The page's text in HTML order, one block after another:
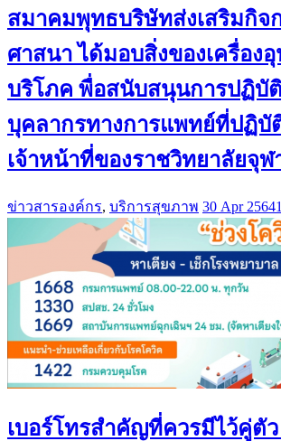
สมาคมพุทธบริษัทส่งเสริมกิจ
ศาสนา ได้มอบสิ่งของเครื่อง
บริโภค พื่อสนับสนุนการปฏิบั
บุคลากรทางการแพทย์ที่ปฏิบั
เจ้าหน้าที่ของราชวิทยาลัยจุ
ข่าวสารองค์กร, บริการสุขภาพ 30 Apr 2564
เบอร์โทรสำคัญที่ควรมีไว้คู่ตัว